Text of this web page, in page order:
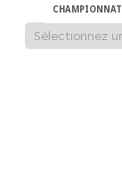
CHAMPIONNAT